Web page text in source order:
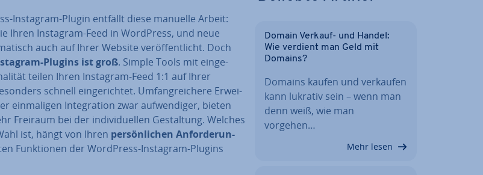
Instagram-Plugin entfällt diese manuelle Arbeit:
Ihren Instagram-Feed in WordPress, und neue
auch auf Ihrer Website ver­öf­fent­licht. Doch
Plugins ist groß. Simple Tools mit ein­ge­
teilen Ihren Instagram-Feed 1:1 auf Ihrer
schnell ein­ge­rich­tet. Um­fang­rei­che­re Er­wei­
ein­ma­li­gen In­te­gra­ti­on zwar auf­wen­di­ger, bieten
Freiraum bei der in­di­vi­du­el­len Ge­stal­tung. Welches
ist, hängt von Ihren per­sön­li­chen An­for­de­run­
Funk­tio­nen der WordPress-Instagram-Plugins
Domain Verkauf- und Handel:
Wie verdient man Geld mit
Domains?
Domains kaufen und verkaufen
kann lukrativ sein – wenn man
denn weiß, wie man
vorgehen…
Mehr lesen